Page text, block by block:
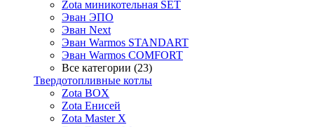
Zota миникотельная SET
Эван ЭПО
Эван Next
Эван Warmos STANDART
Эван Warmos COMFORT
Все категории (23)
Твердотопливные котлы
Zota BOX
Zota Енисей
Zota Master X